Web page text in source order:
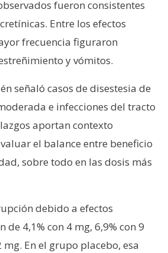
fueron consistentes
Entre los efectos
frecuencia figuraron
y vómitos.
señaló casos de disestesia de
e infecciones del tracto
aportan contexto
el balance entre beneficio
sobre todo en las dosis más
debido a efectos
de 4,1% con 4 mg, 6,9% con 9
mg. En el grupo placebo, esa